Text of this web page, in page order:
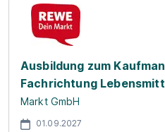
Ausbildung zum
Fachrichtung
Markt GmbH
01.09.2027